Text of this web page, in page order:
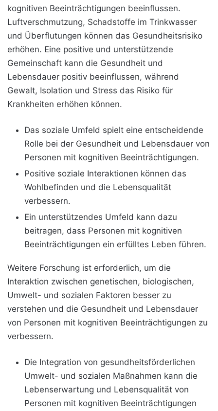
kognitiven Beeinträchtigungen beeinflussen.
Luftverschmutzung, Schadstoffe im Trinkwasser
und Überflutungen können das Gesundheitsrisiko
erhöhen. Eine positive und unterstützende
Gemeinschaft kann die Gesundheit und
Lebensdauer positiv beeinflussen, während
Gewalt, Isolation und Stress das Risiko für
Krankheiten erhöhen können.
Das soziale Umfeld spielt eine entscheidende
Rolle bei der Gesundheit und Lebensdauer von
Personen mit kognitiven Beeinträchtigungen.
Positive soziale Interaktionen können das
Wohlbefinden und die Lebensqualität
verbessern.
Ein unterstützendes Umfeld kann dazu
beitragen, dass Personen mit kognitiven
Beeinträchtigungen ein erfülltes Leben führen.
Weitere Forschung ist erforderlich, um die
Interaktion zwischen genetischen, biologischen,
Umwelt- und sozialen Faktoren besser zu
verstehen und die Gesundheit und Lebensdauer
von Personen mit kognitiven Beeinträchtigungen zu
verbessern.
Die Integration von gesundheitsförderlichen
Umwelt- und sozialen Maßnahmen kann die
Lebenserwartung und Lebensqualität von
Personen mit kognitiven Beeinträchtigungen